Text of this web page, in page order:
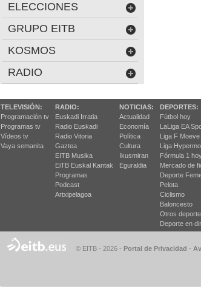
ELECCIONES
GRUPO EITB
KOSMOS
RADIO
TELEVISIÓN:
Programación tv
Programas tv
Vídeos tv
Vaya semanita
RADIO:
Euskadi Irratia
Radio Euskadi
Radio Vitoria
Gaztea
EITB Musika
EiTB Euskal Kantak
Programas
Podcast
Artxipelagoa
NOTICIAS:
Actualidad
Economía
Política
Cultura
Ikusmiran
Eguraldia
DEPORTES:
Fútbol hoy
LaLiga EA
Liga F
Liga
Fórmula 1
Mercado de
Deporte
Pelota
Ciclismo
Baloncesto
Otros
Deporte en
© EITB - 2026 - Portal de Privacidad -